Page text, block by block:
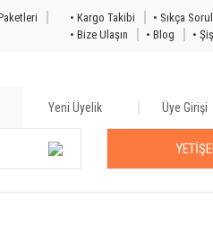
• Kargo Takibi
• Sıkça
• Bize Ulaşın
• Blog
•
Yeni Üyelik Üye Girişi